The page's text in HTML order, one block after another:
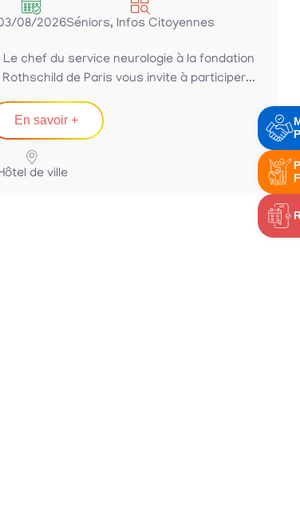
Parkinson, bien bouger,
bien manger….. malgré la
maladie
08/2026Séniors, Infos Citoyennes
Le chef du service neurologie à la fondation
Rothschild de Paris vous invite à participer...
En savoir +
de ville